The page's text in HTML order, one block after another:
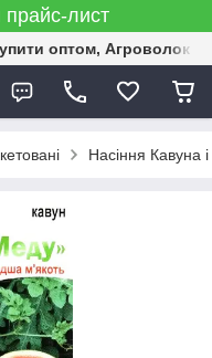
лист
оптом,
Насіння Кавуна